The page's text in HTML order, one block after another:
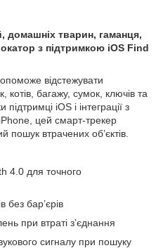
домашніх тварин, гаманця,
з підтримкою iOS Find
відстежувати
котів, багажу, сумок, ключів та
iOS і інтеграції з
цей смарт-трекер
пошук втрачених об’єктів.
4.0 для точного
без бар’єрів
при втраті з’єднання
сигналу при пошуку